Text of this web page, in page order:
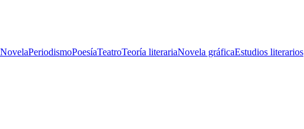
NovelaPeriodismoPoesíaTeatroTeoría literariaNovela gráficaEstudios literarios